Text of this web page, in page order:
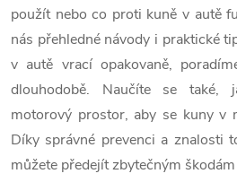
použít nebo co proti kuně v autě
nás přehledné návody i praktické
v autě vrací opakovaně,
dlouhodobě. Naučíte se také,
motorový prostor, aby se kuny v
Díky správné prevenci a znalosti
můžete předejít zbytečným